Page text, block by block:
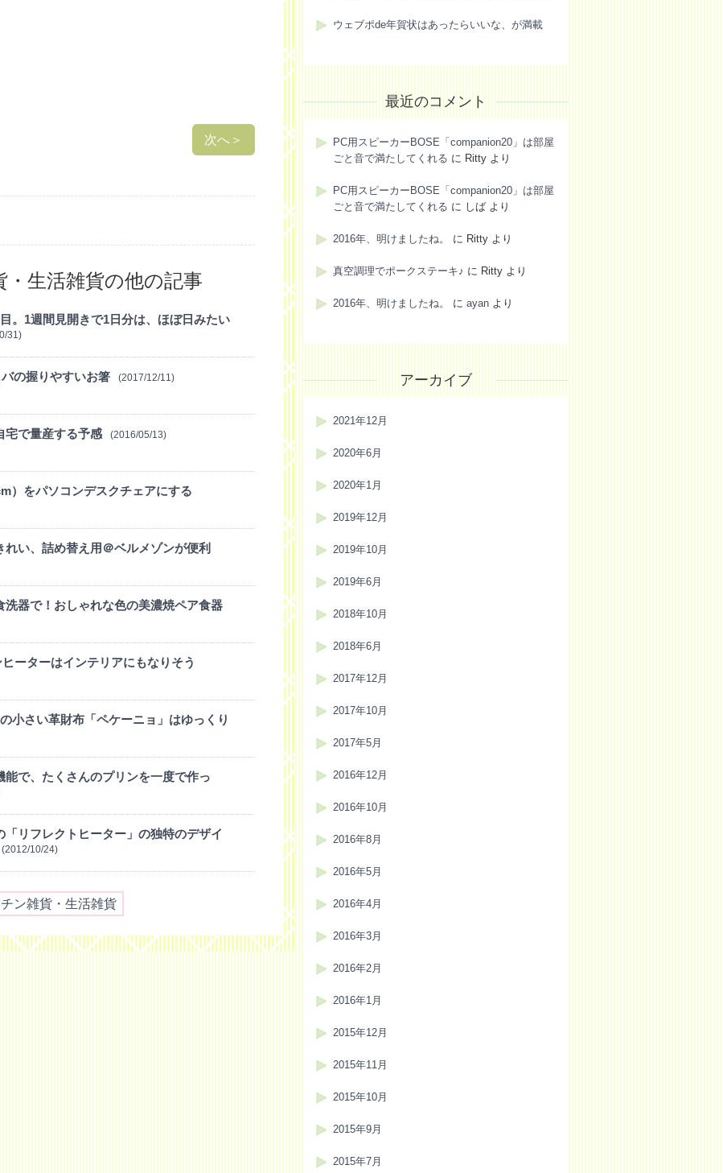
次へ ＞
・生活雑貨の他の記事
。1週間見開きで1日分は、ほぼ日みたい
31)
の握りやすいお箸 (2017/12/11)
宅で量産する予感 (2016/05/13)
）をパソコンデスクチェアにする
い、詰め替え用＠ベルメゾンが便利
洗器で！おしゃれな色の美濃焼ペア食器
ーターはインテリアにもなりそう
小さい革財布「ペケーニョ」はゆっくり
能で、たくさんのプリンを一度で作っ
「リフレクトヒーター」の独特のデザイ
(2012/10/24)
ン雑貨・生活雑貨
ウェブポde年賀状はあったらいいな、が満載
最近のコメント
PC用スピーカーBOSE「companion20」は部屋
ごと音で満たしてくれる に Ritty より
PC用スピーカーBOSE「companion20」は部屋
ごと音で満たしてくれる に しば より
2016年、明けましたね。 に Ritty より
真空調理でポークステーキ♪ に Ritty より
2016年、明けましたね。 に ayan より
アーカイブ
2021年12月
2020年6月
2020年1月
2019年12月
2019年10月
2019年6月
2018年10月
2018年6月
2017年12月
2017年10月
2017年5月
2016年12月
2016年10月
2016年8月
2016年5月
2016年4月
2016年3月
2016年2月
2016年1月
2015年12月
2015年11月
2015年10月
2015年9月
2015年7月